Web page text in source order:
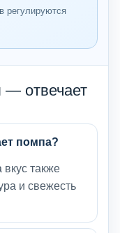
регулируются
— отвечает
помпа?
также
и свежесть